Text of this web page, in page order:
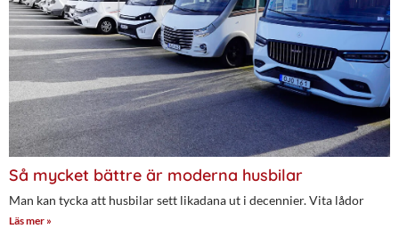
Så mycket bättre är moderna husbilar
Man kan tycka att husbilar sett likadana ut i decennier. Vita lådor
Läs mer »